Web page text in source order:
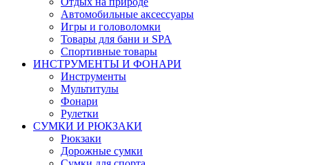
Автомобильные аксессуары
Игры и головоломки
Товары для бани и SPA
Спортивные товары
ИНСТРУМЕНТЫ И ФОНАРИ
Инструменты
Мультитулы
Фонари
Рулетки
СУМКИ И РЮКЗАКИ
Рюкзаки
Дорожные сумки